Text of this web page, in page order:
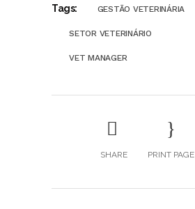
Tags: GESTÃO VETERINÁRIA
SETOR VETERINÁRIO
VET MANAGER
SHARE PRINT PAGE